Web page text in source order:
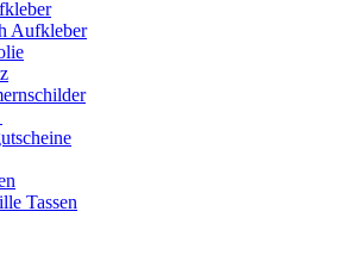
Aufkleber
Tassen